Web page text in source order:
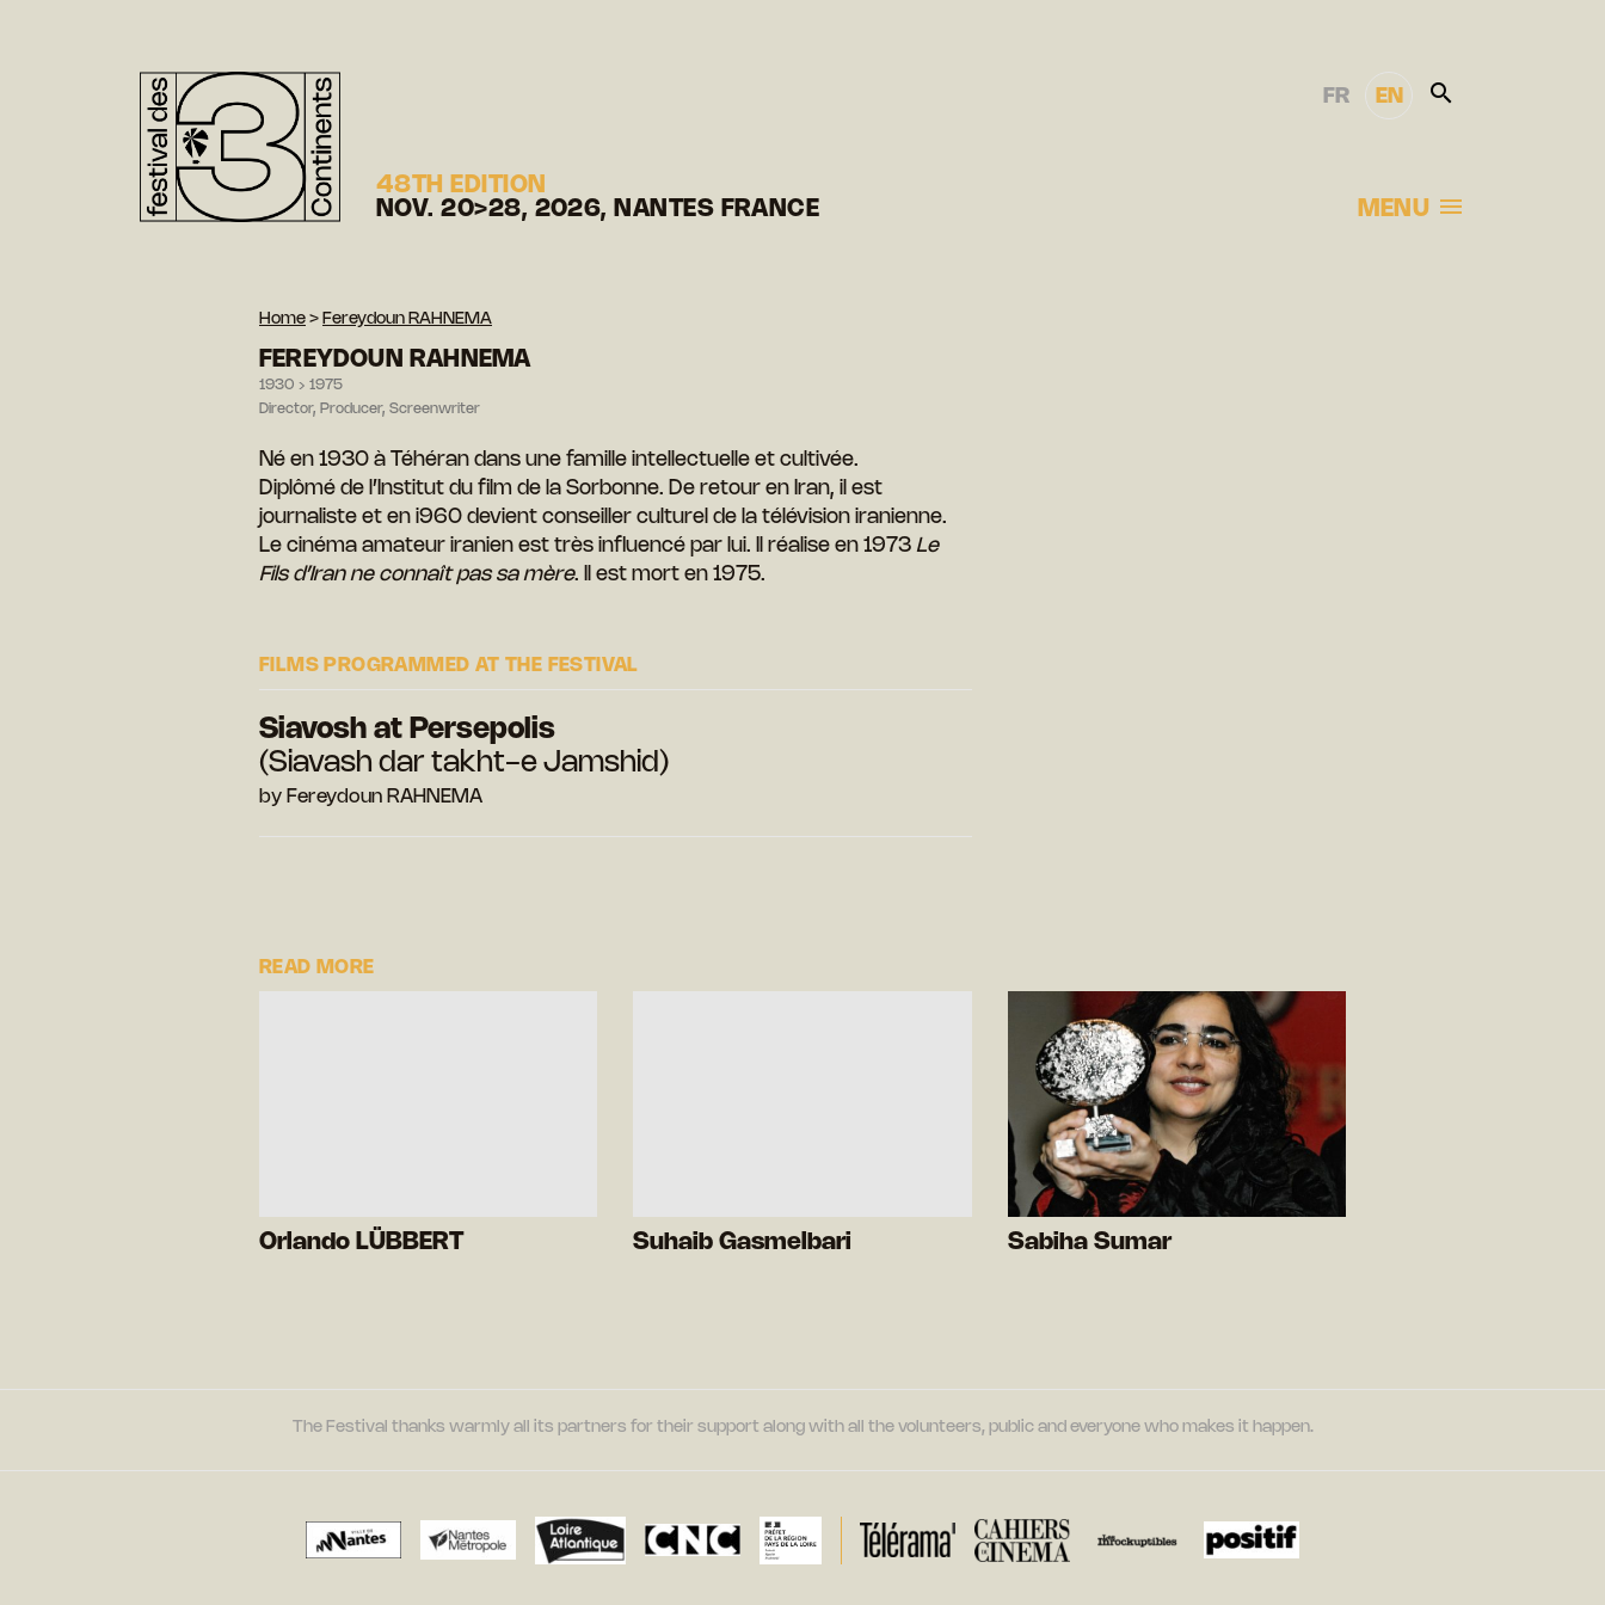
48TH EDITION
NOV. 20>28, 2026, NANTES FRANCE
FR EN
MENU
Home > Fereydoun RAHNEMA
FEREYDOUN RAHNEMA
1930 › 1975
Director, Producer, Screenwriter
Né en 1930 à Téhéran dans une famille intellectuelle et cultivée.
Diplômé de l’Institut du film de la Sorbonne. De retour en Iran, il est
journaliste et en i960 devient conseiller culturel de la télévision iranienne.
Le cinéma amateur iranien est très influencé par lui. Il réalise en 1973 Le
Fils d’Iran ne connaît pas sa mère. Il est mort en 1975.
FILMS PROGRAMMED AT THE FESTIVAL
Siavosh at Persepolis
(Siavash dar takht-e Jamshid)
by Fereydoun RAHNEMA
READ MORE
Orlando LÜBBERT Suhaib Gasmelbari Sabiha Sumar
The Festival thanks warmly all its partners for their support along with all the volunteers, public and everyone who makes it happen.